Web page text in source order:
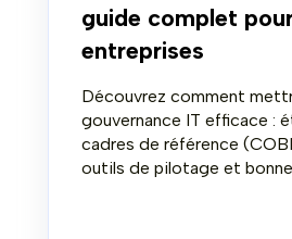
guide complet
entreprises
Découvrez comment
gouvernance IT efficace :
cadres de référence
outils de pilotage et